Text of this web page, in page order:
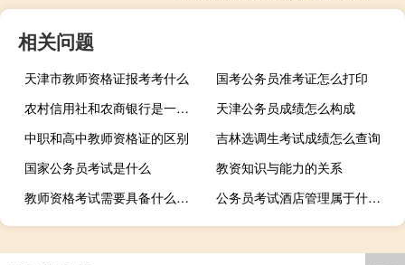
相关问题
天津市教师资格证报考考什么
国考公务员准考证怎么打印
农村信用社和农商银行是一家吗
天津公务员成绩怎么构成
中职和高中教师资格证的区别
吉林选调生考试成绩怎么查询
国家公务员考试是什么
教资知识与能力的关系
教师资格考试需要具备什么学历
公务员考试酒店管理属于什么专业类别